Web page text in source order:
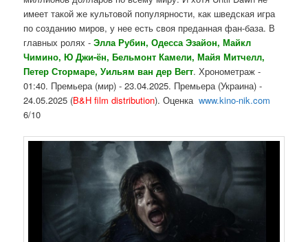
имеет такой же культовой популярности, как шведская игра
по созданию миров, у нее есть своя преданная фан-база. В
главных ролях -Элла Рубин, Одесса Эзайон, Майкл
Чимино, Ю Джи-ён, Бельмонт Камели, Майя Митчелл,
Петер Стормаре, Уильям ван дер Вегт. Хронометраж -
01:40. Премьера (мир) - 23.04.2025. Премьера (Украина) -
24.05.2025 (B&H film distribution). Оценкаwww.kino-nik.com
6/10